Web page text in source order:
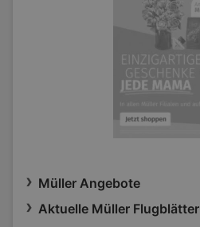
Müller Angebote
Aktuelle Müller Flugblätter